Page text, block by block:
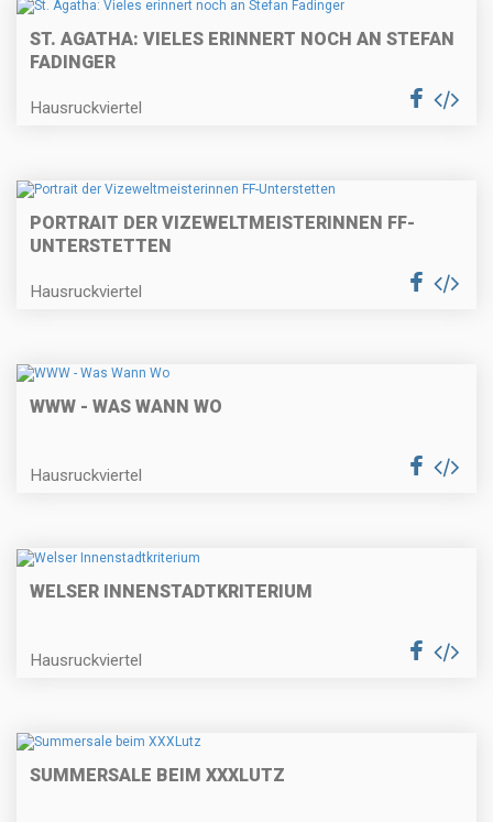
ST. AGATHA: VIELES ERINNERT NOCH AN STEFAN
FADINGER
Hausruckviertel
PORTRAIT DER VIZEWELTMEISTERINNEN FF-
UNTERSTETTEN
Hausruckviertel
WWW - WAS WANN WO
Hausruckviertel
WELSER INNENSTADTKRITERIUM
Hausruckviertel
SUMMERSALE BEIM XXXLUTZ